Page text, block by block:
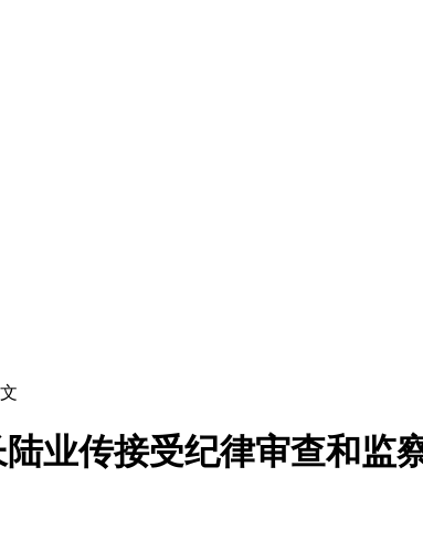
业传接受纪律审查和监